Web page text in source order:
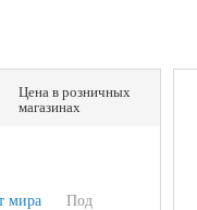
Цена в розничных
магазинах
мира
Под